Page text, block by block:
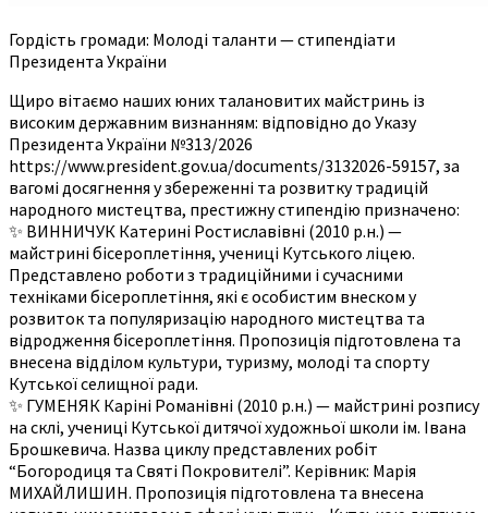
Гордість громади: Молоді таланти — стипендіати
Президента України
Щиро вітаємо наших юних талановитих майстринь із
високим державним визнанням: відповідно до Указу
Президента України №313/2026
https://www.president.gov.ua/documents/3132026-59157, за
вагомі досягнення у збереженні та розвитку традицій
народного мистецтва, престижну стипендію призначено:
✨ ВИННИЧУК Катерині Ростиславівні (2010 р.н.) —
майстрині бісероплетіння, учениці Кутського ліцею.
Представлено роботи з традиційними і сучасними
техніками бісероплетіння, які є особистим внеском у
розвиток та популяризацію народного мистецтва та
відродження бісероплетіння. Пропозиція підготовлена та
внесена відділом культури, туризму, молоді та спорту
Кутської селищної ради.
✨ ГУМЕНЯК Каріні Романівні (2010 р.н.) — майстрині розпису
на склі, учениці Кутської дитячої художньої школи ім. Івана
Брошкевича. Назва циклу представлених робіт
“Богородиця та Святі Покровителі”. Керівник: Марія
МИХАЙЛИШИН. Пропозиція підготовлена та внесена